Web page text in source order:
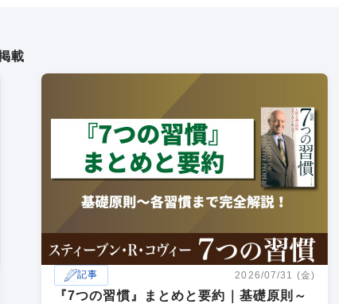
載
記事 2026/07/31 (金)
『7つの習慣』まとめと要約｜基礎原則～